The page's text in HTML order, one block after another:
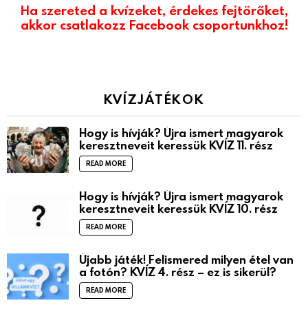
Ha szereted a kvízeket, érdekes fejtörőket,
akkor csatlakozz Facebook csoportunkhoz!
KVÍZJÁTÉKOK
Hogy is hívják? Újra ismert magyarok
keresztneveit keressük KVÍZ 11. rész
READ MORE
Hogy is hívják? Újra ismert magyarok
keresztneveit keressük KVÍZ 10. rész
READ MORE
Újabb játék! Felismered milyen étel van
a fotón? KVÍZ 4. rész – ez is sikerül?
READ MORE